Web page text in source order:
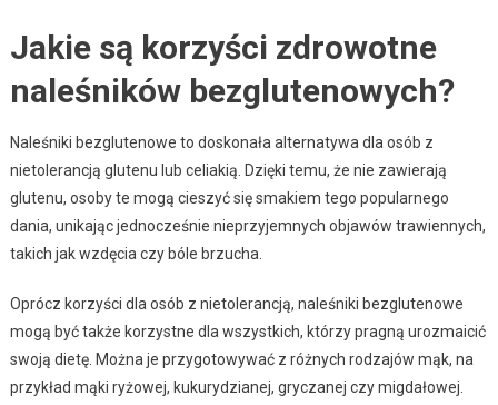
Jakie są korzyści zdrowotne
naleśników bezglutenowych?
Naleśniki bezglutenowe to doskonała alternatywa dla osób z
nietolerancją glutenu lub celiakią. Dzięki temu, że nie zawierają
glutenu, osoby te mogą cieszyć się smakiem tego popularnego
dania, unikając jednocześnie nieprzyjemnych objawów trawiennych,
takich jak wzdęcia czy bóle brzucha.
Oprócz korzyści dla osób z nietolerancją, naleśniki bezglutenowe
mogą być także korzystne dla wszystkich, którzy pragną urozmaicić
swoją dietę. Można je przygotowywać z różnych rodzajów mąk, na
przykład mąki ryżowej, kukurydzianej, gryczanej czy migdałowej.